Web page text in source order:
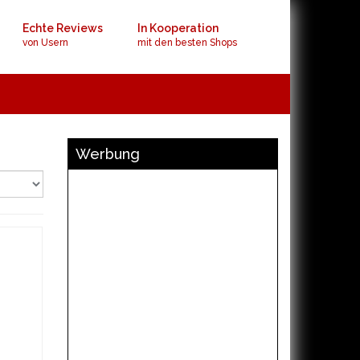
Echte Reviews
von Usern
In Kooperation
mit den besten Shops
Werbung